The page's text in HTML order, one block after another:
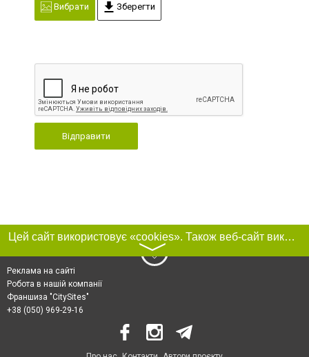
Вибрати
Зберегти
Відправити
Цей сайт використовує «cookies». Також веб-сайт використовує інтернет-сервіс для збору технічних даних стосовно відвідувачів з метою отримання маркетингової та статистичної інформації. Умови обробки даних відвідувачів сайту див.
〉
Реклама на сайті
Робота в нашій компанії
Франшиза "CitySites"
+38 (050) 969-29-16